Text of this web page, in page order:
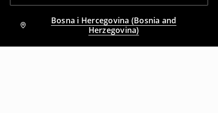
Bosna i Hercegovina (Bosnia and
Herzegovina)